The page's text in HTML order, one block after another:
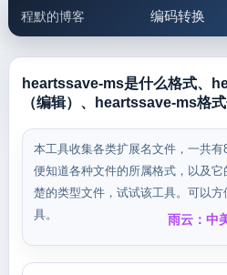
程默的博客 编码转换
邮件工具 生活便民
5.1支付宝大
heartssave-ms是什么格式、
（编辑）、heartssave-ms格
本工具收集各类扩展名文件，一共
便知道各种文件的所属格式，以及
楚的类型文件，试试该工具。可以
具。
雨云：中